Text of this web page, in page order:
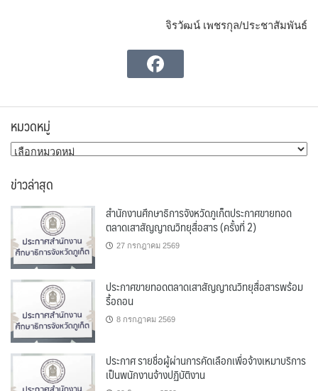
จิรวัฒน์ เพชรกุล/ประชาสัมพันธ์
หมวดหมู่
หมวด
ข่าวล่าสุด
สำนักงานศึกษาธิการจังหวัดภูเก็ตประกาศขายทอด
ตลาดเสาสัญญาณวิทยุสื่อสาร (ครั้งที่ 2)
27 กรกฎาคม 2569
ประกาศขายทอดตลาดเสาสัญญาณวิทยุสื่อสารพร้อม
รื้อถอน
8 กรกฎาคม 2569
ประกาศ รายชื่อผู้ผ่านการคัดเลือกเพื่อจ้างเหมาบริการ
เป็นพนักงานจ้างปฏิบัติงาน